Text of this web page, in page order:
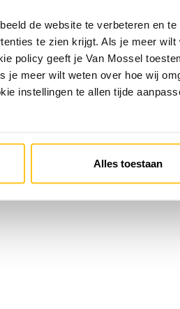
de website te verbeteren en te
te zien krijgt. Als je meer wilt
policy geeft je Van Mossel
je meer wilt weten over hoe wij
instellingen te allen tijde
Alles toestaan